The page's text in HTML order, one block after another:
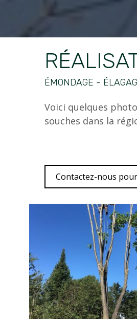
ÉMONDAGE -
Voici quelques
souches dans la
Contactez-nous